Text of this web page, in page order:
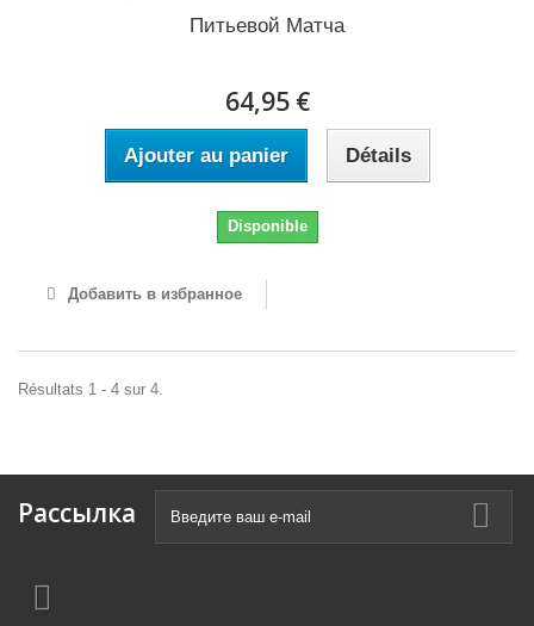
Питьевой Матча
64,95 €
Ajouter au panier Détails
Disponible
Добавить в избранное
Résultats 1 - 4 sur 4.
Рассылка